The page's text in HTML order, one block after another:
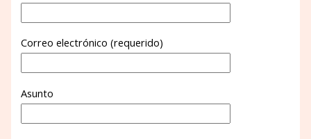
Correo electrónico (requerido)
Asunto